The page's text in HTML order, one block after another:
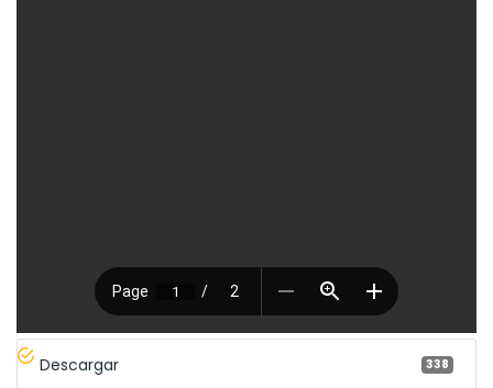
Descargar 338